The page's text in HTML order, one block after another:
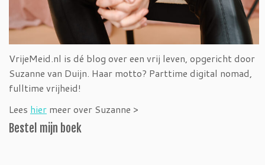
VrijeMeid.nl is dé blog over een vrij leven, opgericht door
Suzanne van Duijn. Haar motto? Parttime digital nomad,
fulltime vrijheid!
Lees hier meer over Suzanne >
Bestel mijn boek